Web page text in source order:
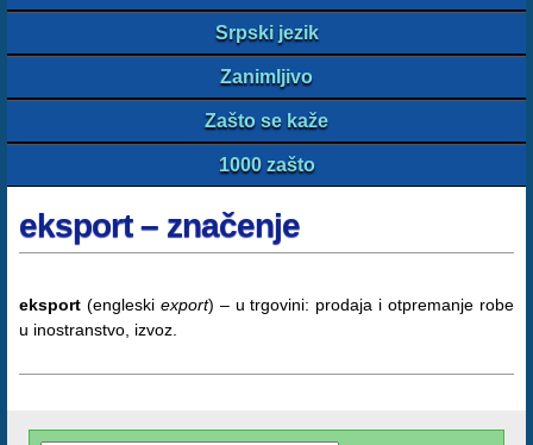
Srpski jezik
Zanimljivo
Zašto se kaže
1000 zašto
eksport – značenje
eksport (engleski export) – u trgovini: prodaja i otpremanje robe
u inostranstvo, izvoz.